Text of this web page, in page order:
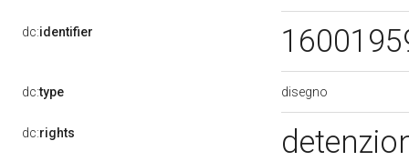
dc:identifier
dc:type disegno
dc:rights